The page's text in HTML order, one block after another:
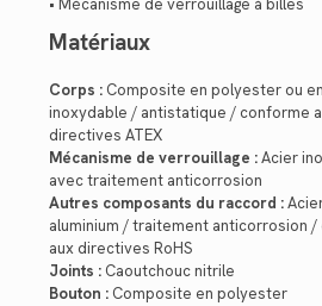
• Mécanisme de verrouillage à billes
Matériaux
Corps : Composite en polyester ou
inoxydable / antistatique / conforme
directives ATEX
Mécanisme de verrouillage :Acier
avec traitement anticorrosion
Autres composants du raccord :
aluminium / traitement anticorrosion
aux directives RoHS
Joints : Caoutchouc nitrile
Bouton : Composite en polyester